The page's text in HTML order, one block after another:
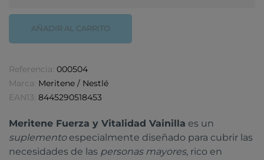
AÑADIR AL CARRITO
Referencia: 000504
Marca: Meritene / Nestlé
EAN13: 8445290518453
Meritene Fuerza y Vitalidad Vainilla es un
suplementoespecialmente diseñado para cubrir las
necesidades de las personas mayores, rico en